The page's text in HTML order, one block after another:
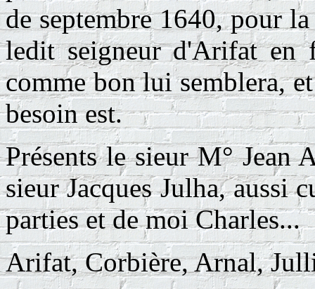
de septembre 1640, pour
ledit seigneur d'Arifat en
comme bon lui semblera,
besoin est.
Présents le sieur M° Jean
sieur Jacques Julha, aussi
parties et de moi Charles...
Arifat, Corbière, Arnal,